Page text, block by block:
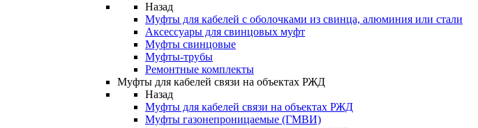
Назад
Муфты для кабелей с оболочками из свинца, алюминия или стали
Аксессуары для свинцовых муфт
Муфты свинцовые
Муфты-трубы
Ремонтные комплекты
Муфты для кабелей связи на объектах РЖД
Назад
Муфты для кабелей связи на объектах РЖД
Муфты газонепроницаемые (ГМВИ)